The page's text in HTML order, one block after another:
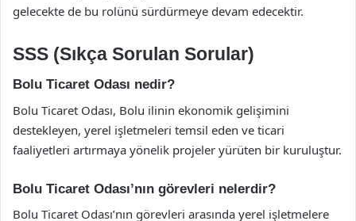
gelecekte de bu rolünü sürdürmeye devam edecektir.
SSS (Sıkça Sorulan Sorular)
Bolu Ticaret Odası nedir?
Bolu Ticaret Odası, Bolu ilinin ekonomik gelişimini
destekleyen, yerel işletmeleri temsil eden ve ticari
faaliyetleri artırmaya yönelik projeler yürüten bir kuruluştur.
Bolu Ticaret Odası’nın görevleri nelerdir?
Bolu Ticaret Odası’nın görevleri arasında yerel işletmelere